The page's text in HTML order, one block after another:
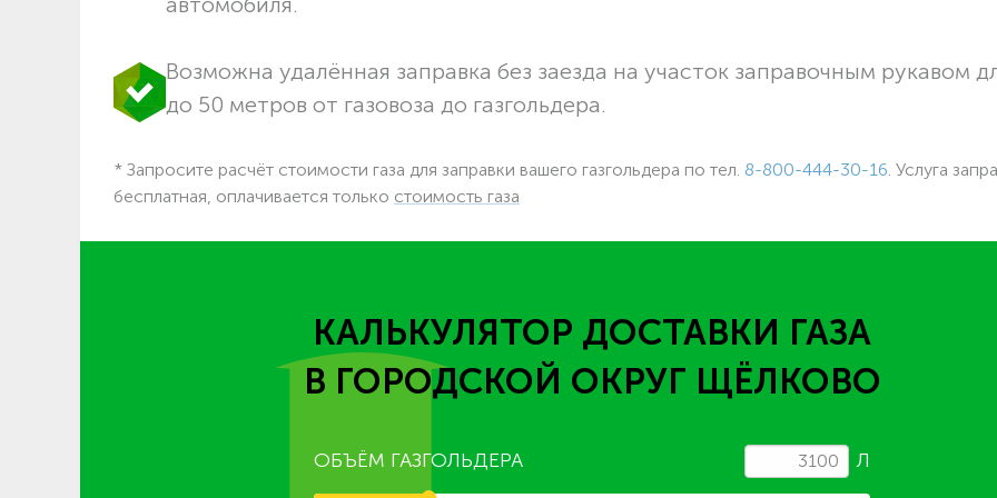
Возможна удалённая заправка без заезда на участок заправочным рукавом
до 50 метров от газовоза до газгольдера.
* Запросите расчёт стоимости газа для заправки вашего газгольдера по тел. 8-800-444-30-16 . Услуга
бесплатная, оплачивается только стоимость газа
КАЛЬКУЛЯТОР ДОСТАВКИ ГАЗА
В ГОРОДСКОЙ ОКРУГ ЩЁЛКОВО
ОБЪЁМ ГАЗГОЛЬДЕРА Л